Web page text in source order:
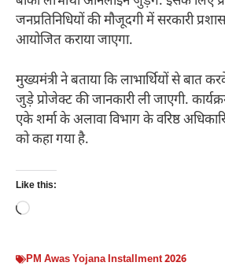
जनप्रतिनिधियों की मौजूदगी में सरकारी
आयोजित कराया जाएगा.
मुख्यमंत्री ने बताया कि लाभार्थियों से बात
जुड़े प्रोजेक्ट की जानकारी ली जाएगी.
एके शर्मा के अलावा विभाग के वरिष्ठ
को कहा गया है.
Like this:
Loading…
PM Awas Yojana Installment 2026